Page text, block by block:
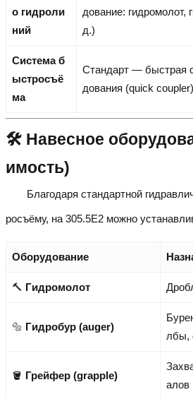
о гидроли
ний
дование: гидромолот,
д.)
Система б
ыстросъё
ма
Стандарт — быстрая
дования (quick coupler)
🛠️ Навесное
имость)
Благодаря стандартной
росъёму, на 305.5E2 можно
Оборудование
🔨 Гидромолот
🔩 Гидробур (auger)
лбы,
🪣 Грейфер (grapple)
алов